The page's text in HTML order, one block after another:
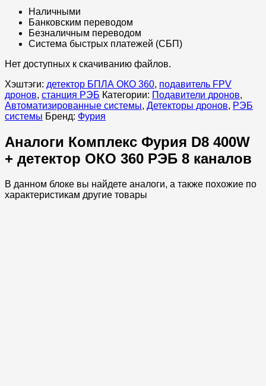
Наличными
Банковским переводом
Безналичным переводом
Система быстрых платежей (СБП)
Нет доступных к скачиванию файлов.
Хэштэги: детектор БПЛА ОКО 360, подавитель FPV
дронов, станция РЭБ Категории: Подавители дронов,
Автоматизированные системы, Детекторы дронов, РЭБ
системы Бренд: Фурия
Аналоги Комплекс Фурия D8 400W
+ детектор ОКО 360 РЭБ 8 каналов
В данном блоке вы найдете аналоги, а также похожие по
характеристикам другие товары